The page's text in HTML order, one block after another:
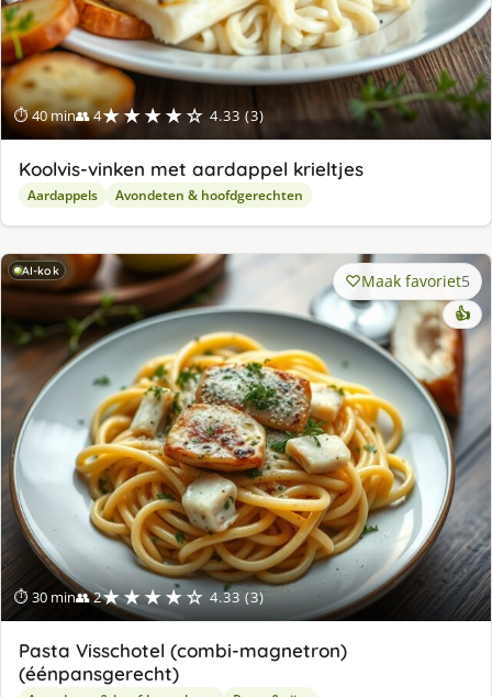
⏱ 40 min👥 4★★★★☆ 4.33 (3)
Koolvis-vinken met aardappel krieltjes
Aardappels Avondeten & hoofdgerechten
AI-kok
⏱ 30 min👥 2★★★★☆ 4.33 (3)
Maak favoriet5
👍
Pasta Visschotel (combi-magnetron)
(éénpansgerecht)